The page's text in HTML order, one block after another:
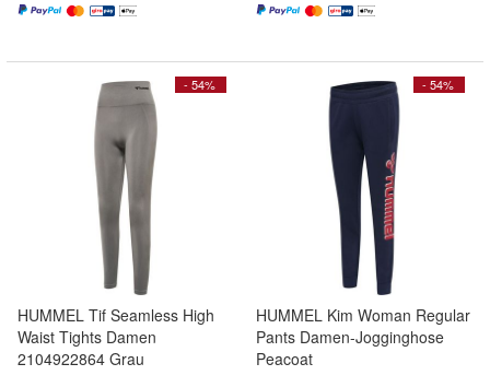
- 54%
HUMMEL Tif Seamless High
Waist Tights Damen
2104922864 Grau
- 54%
HUMMEL Kim Woman Regular
Pants Damen-Jogginghose
Peacoat